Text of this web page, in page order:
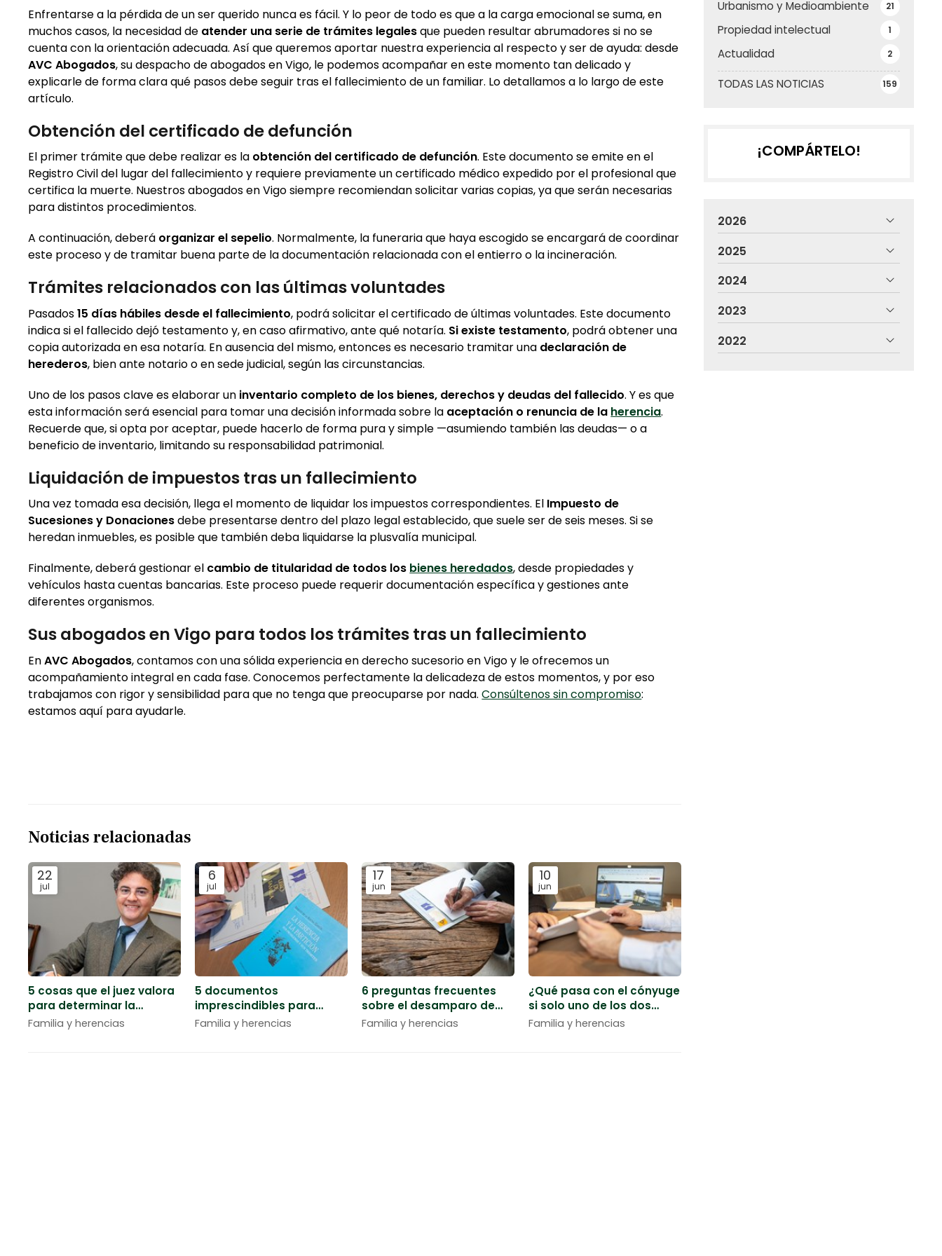
TODAS LAS NOTICIAS 159
Urbanismo y Medioambiente 21
Propiedad intelectual 1
Actualidad 2
Enfrentarse a la pérdida de un ser querido nunca es fácil. Y lo peor de todo es que a la carga emocional se suma, en
muchos casos, la necesidad de atender una serie de trámites legalesque pueden resultar abrumadores si no se
cuenta con la orientación adecuada. Así que queremos aportar nuestra experiencia al respecto y ser de ayuda: desde
AVC Abogados, su despacho de abogados en Vigo, le podemos acompañar en este momento tan delicado y
explicarle de forma clara qué pasos debe seguir tras el fallecimiento de un familiar. Lo detallamos a lo largo de este
artículo.
Obtención del certificado de defunción
El primer trámite que debe realizar es la obtención del certificado de defunción. Este documento se emite en el
Registro Civil del lugar del fallecimiento y requiere previamente un certificado médico expedido por el profesional que
certifica la muerte. Nuestros abogados en Vigo siempre recomiendan solicitar varias copias, ya que serán necesarias
para distintos procedimientos.
A continuación, deberá organizar el sepelio. Normalmente, la funeraria que haya escogido se encargará de coordinar
este proceso y de tramitar buena parte de la documentación relacionada con el entierro o la incineración.
Trámites relacionados con las últimas voluntades
Pasados15 días hábiles desde el fallecimiento, podrá solicitar el certificado de últimas voluntades. Este documento
indica si el fallecido dejó testamento y, en caso afirmativo, ante qué notaría. Si existe testamento, podrá obtener una
copia autorizada en esa notaría. En ausencia del mismo, entonces es necesario tramitar una declaración de
herederos, bien ante notario o en sede judicial, según las circunstancias.
Uno de los pasos clave es elaborar un inventario completo de los bienes, derechos y deudas del fallecido. Y es que
esta información será esencial para tomar una decisión informada sobre la aceptación o renuncia de la herencia.
Recuerde que, si opta por aceptar, puede hacerlo de forma pura y simple —asumiendo también las deudas— o a
beneficio de inventario, limitando su responsabilidad patrimonial.
Liquidación de impuestos tras un fallecimiento
Una vez tomada esa decisión, llega el momento de liquidar los impuestos correspondientes. El Impuesto de
Sucesiones y Donacionesdebe presentarse dentro del plazo legal establecido, que suele ser de seis meses. Si se
heredan inmuebles, es posible que también deba liquidarse la plusvalía municipal.
Finalmente, deberá gestionar el cambio de titularidad de todos los bienes heredados, desde propiedades y
vehículos hasta cuentas bancarias. Este proceso puede requerir documentación específica y gestiones ante
diferentes organismos.
Sus abogados en Vigo para todos los trámites tras un fallecimiento
EnAVC Abogados, contamos con una sólida experiencia en derecho sucesorio en Vigo y le ofrecemos un
acompañamiento integral en cada fase. Conocemos perfectamente la delicadeza de estos momentos, y por eso
trabajamos con rigor y sensibilidad para que no tenga que preocuparse por nada.Consúltenos sin compromiso:
estamos aquí para ayudarle.
Noticias relacionadas
22
jul
5 cosas que el juez valora
para determinar la
custodia de los hijos
Familia y herencias
6
jul
5 documentos
imprescindibles para
iniciar los trámites de una
herencia
Familia y herencias
17
jun
6 preguntas frecuentes
sobre el desamparo de
menores
Familia y herencias
10
jun
¿Qué pasa con el cónyuge
si solo uno de los dos
tiene deudas?
Familia y herencias
¡COMPÁRTELO!
2026
2025
2024
2023
2022